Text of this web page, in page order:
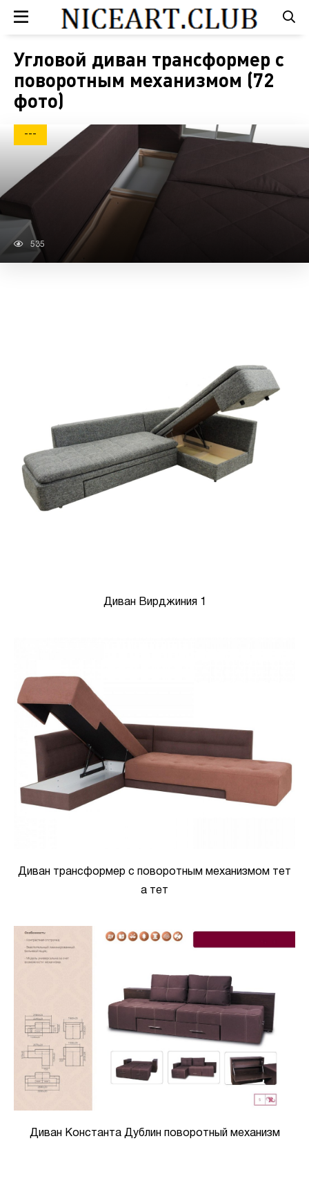
Угловой диван трансформер с
поворотным механизмом (72
фото)
---
535
Диван Вирджиния 1
Диван трансформер с поворотным механизмом тет
а тет
Диван Константа Дублин поворотный механизм